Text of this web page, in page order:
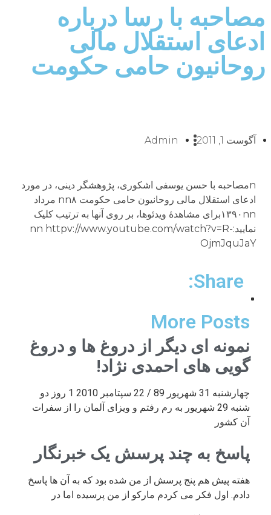
مصاحبه با رسا درباره
ادعای استقلال مالی
روحانیون حامی حکومت
آگوست 1, 2011 Admin
nمصاحبه با حسن یوسفی اشکوری، پژوهشگر دینی، در مورد
ادعای استقلال مالی روحانیون حامی حکومت nn۸ مرداد
۱۳۹۰nnبراى مشاهدهٔ ویدئوها، بر روى آنها به ترتیب کلیک
نمایید:nn httpv://www.youtube.com/watch?v=R-
OjmJquJaY
Share:
More Posts
نمونه ای دیگر از دروغ ها و دروغ
گویی های احمدی نژاد!
چهارشنبه 31 شهریور 89 / 22 سپتامبر 2010 1 روز دو
شنبه 29 شهریور به رم رفتم و ویزای آلمان را از سفرات
آن کشور
پاسخ به چند پرسش یک خبرنگار
هفته پیش هم پنج پرسش از من شده بود که به آن ها پاسخ
دادم. اول فکر می کردم مارکو از من پرسیده اما در